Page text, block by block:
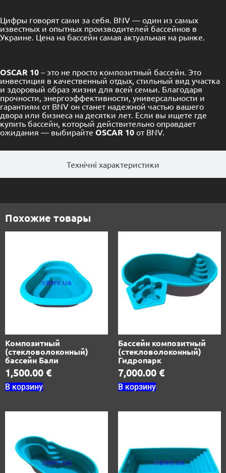
Технічні характеристики
Цифры говорят сами за себя. BNV — один из самых
известных и опытных производителей бассейнов в
Украине. Цена на бассейн самая актуальная на рынке.
OSCAR 10 – это не просто композитный бассейн. Это
инвестиция в качественный отдых, стильный вид участка
и здоровый образ жизни для всей семьи. Благодаря
прочности, энергоэффективности, универсальности и
гарантиям от BNV он станет надежной частью вашего
двора или бизнеса на десятки лет. Если вы ищете где
купить бассейн, который действительно оправдает
ожидания — выбирайте OSCAR 10 от BNV.
Похожие товары
Композитный
(стекловолоконный)
бассейн Бали
1,500.00 €
В корзину
Бассейн композитный
(стекловолоконный)
Гидропарк
7,000.00 €
В корзину